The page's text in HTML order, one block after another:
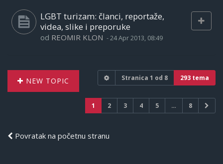
LGBT turizam: članci, reportaže,
videa, slike i preporuke
od REOMIR KLON -24 Apr 2013, 08:49
NEW TOPIC Stranica 1 od 8 293 tema
1 2 3 4 5 … 8
Povratak na početnu stranu